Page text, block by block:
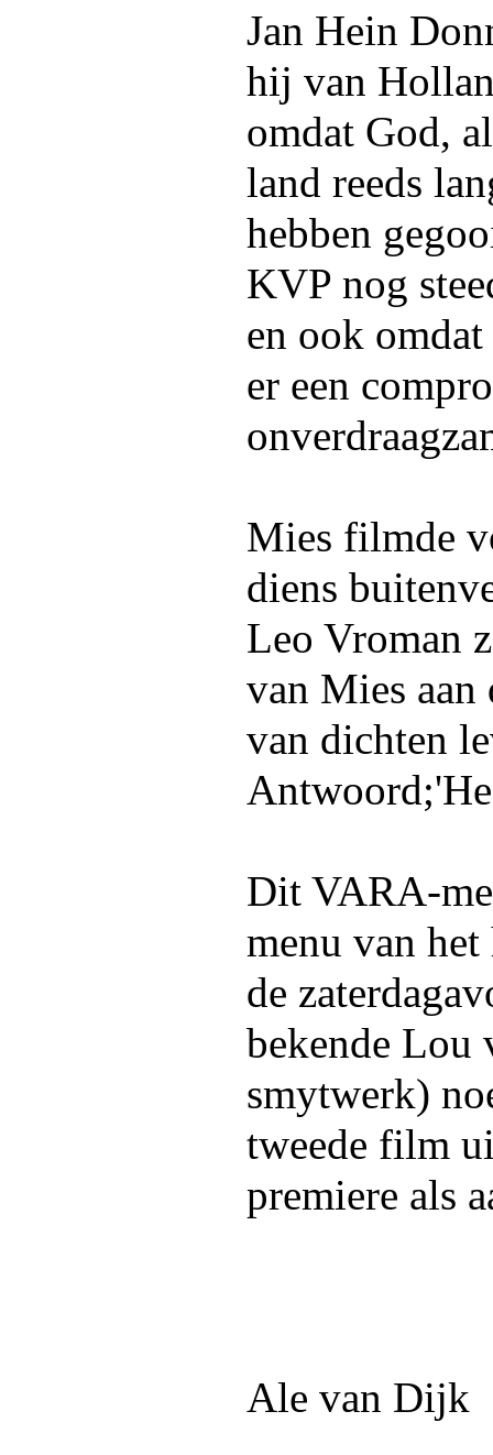
Jan Hein
hij van
omdat God,
land reeds
hebben
KVP nog
en ook
er een
Mies filmde
diens
Leo Vroman
van Mies
van dichten
Dit VARA-
menu van
de
bekende Lou
smytwerk)
tweede film
premiere als
Ale van Dijk